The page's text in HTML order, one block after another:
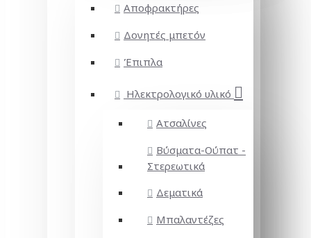
Αποφρακτήρες
Δονητές μπετόν
Έπιπλα
Ηλεκτρολογικό υλικό
Ατσαλίνες
Βύσματα-Ούπατ -
Στερεωτικά
Δεματικά
Μπαλαντέζες